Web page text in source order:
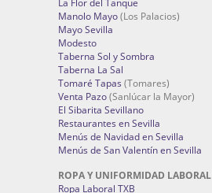
La Flor del Tanque
Manolo Mayo(Los Palacios)
Mayo Sevilla
Modesto
Taberna Sol y Sombra
Taberna La Sal
Tomaré Tapas (Tomares)
Venta Pazo(Sanlúcar la Mayor)
El Sibarita Sevillano
Restaurantes en Sevilla
Menús de Navidad en Sevilla
Menús de San Valentín en Sevilla
ROPA Y UNIFORMIDAD LABORAL
Ropa Laboral TXB